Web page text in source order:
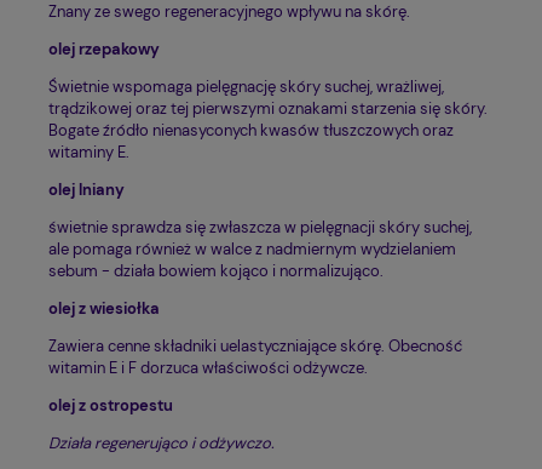
Znany ze swego regeneracyjnego wpływu na skórę.
olej rzepakowy
Świetnie wspomaga pielęgnację skóry suchej, wrażliwej,
trądzikowej oraz tej pierwszymi oznakami starzenia się skóry.
Bogate źródło nienasyconych kwasów tłuszczowych oraz
witaminy E.
olej lniany
świetnie sprawdza się zwłaszcza w pielęgnacji skóry suchej,
ale pomaga również w walce z nadmiernym wydzielaniem
sebum - działa bowiem kojąco i normalizująco.
olej z wiesiołka
Zawiera cenne składniki uelastyczniające skórę. Obecność
witamin E i F dorzuca właściwości odżywcze.
olej z ostropestu
Działa regenerująco i odżywczo.